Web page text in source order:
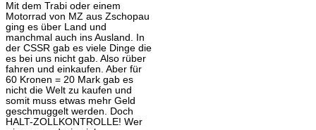
Mit dem Trabi oder einem
Motorrad von MZ aus Zschopau
ging es über Land und
manchmal auch ins Ausland. In
der CSSR gab es viele Dinge die
es bei uns nicht gab. Also rüber
fahren und einkaufen. Aber für
60 Kronen = 20 Mark gab es
nicht die Welt zu kaufen und
somit muss etwas mehr Geld
geschmuggelt werden. Doch
HALT-ZOLLKONTROLLE! Wer